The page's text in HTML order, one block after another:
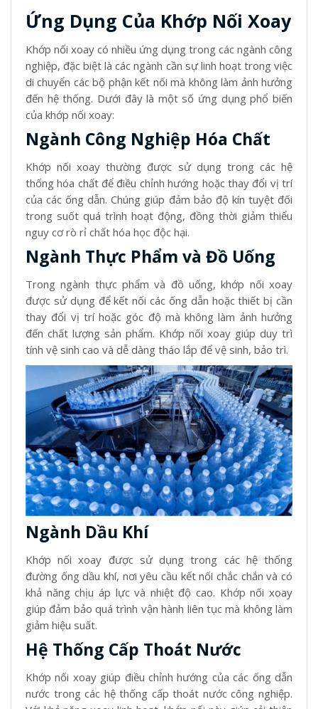
Ứng Dụng Của Khớp Nối Xoay
Khớp nối xoay có nhiều ứng dụng trong các ngành công
nghiệp, đặc biệt là các ngành cần sự linh hoạt trong việc
di chuyển các bộ phận kết nối mà không làm ảnh hưởng
đến hệ thống. Dưới đây là một số ứng dụng phổ biến
của khớp nối xoay:
Ngành Công Nghiệp Hóa Chất
Khớp nối xoay thường được sử dụng trong các hệ
thống hóa chất để điều chỉnh hướng hoặc thay đổi vị trí
của các ống dẫn. Chúng giúp đảm bảo độ kín tuyệt đối
trong suốt quá trình hoạt động, đồng thời giảm thiểu
nguy cơ rò rỉ chất hóa học độc hại.
Ngành Thực Phẩm và Đồ Uống
Trong ngành thực phẩm và đồ uống, khớp nối xoay
được sử dụng để kết nối các ống dẫn hoặc thiết bị cần
thay đổi vị trí hoặc góc độ mà không làm ảnh hưởng
đến chất lượng sản phẩm. Khớp nối xoay giúp duy trì
tính vệ sinh cao và dễ dàng tháo lắp để vệ sinh, bảo trì.
Ngành Dầu Khí
Khớp nối xoay được sử dụng trong các hệ thống
đường ống dầu khí, nơi yêu cầu kết nối chắc chắn và có
khả năng chịu áp lực và nhiệt độ cao. Khớp nối xoay
giúp đảm bảo quá trình vận hành liên tục mà không làm
giảm hiệu suất.
Hệ Thống Cấp Thoát Nước
Khớp nối xoay giúp điều chỉnh hướng của các ống dẫn
nước trong các hệ thống cấp thoát nước công nghiệp.